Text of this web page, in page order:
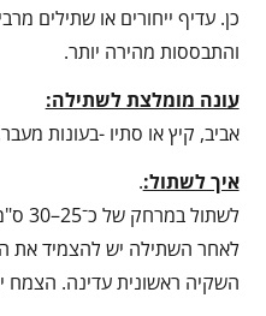
כן. עדיף ייחורים או שתילים
והתבססות מהירה יותר.
עונה מומלצת לשתילה:
אביב, קיץ או סתיו -בעונות
איך לשתול:.
לאחר השתילה יש להצמיד את
השקיה ראשונית עדינה. הצמח